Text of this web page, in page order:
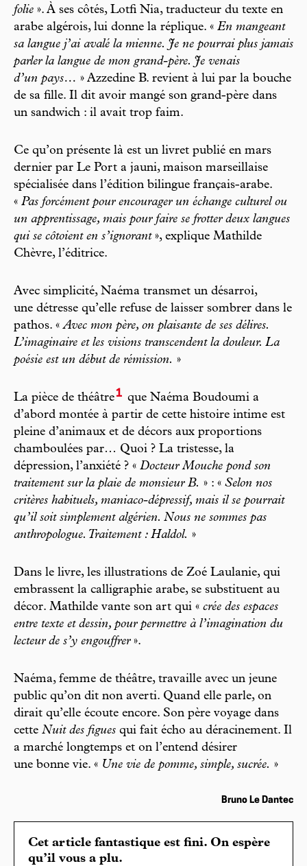
folie ». À ses côtés, Lotfi Nia, traducteur du texte en
arabe algérois, lui donne la réplique. « En mangeant
sa langue j’ai avalé la mienne. Je ne pourrai plus jamais
parler la langue de mon grand-père. Je venais
d’un pays… » Azzedine B. revient à lui par la bouche
de sa fille. Il dit avoir mangé son grand-père dans
un sandwich : il avait trop faim.
Ce qu’on présente là est un livret publié en mars
dernier par Le Port a jauni, maison marseillaise
spécialisée dans l’édition bilingue français-arabe.
« Pas forcément pour encourager un échange culturel ou
un apprentissage, mais pour faire se frotter deux langues
qui se côtoient en s’ignorant», explique Mathilde
Chèvre, l’éditrice.
Avec simplicité, Naéma transmet un désarroi,
une détresse qu’elle refuse de laisser sombrer dans le
pathos. «Avec mon père, on plaisante de ses délires.
L’imaginaire et les visions transcendent la douleur. La
poésie est un début de rémission. »
La pièce de théâtre1 que Naéma Boudoumi a
d’abord montée à partir de cette histoire intime est
pleine d’animaux et de décors aux proportions
chamboulées par… Quoi ? La tristesse, la
dépression, l’anxiété ? « Docteur Mouche pond son
traitement sur la plaie de monsieur B. » : « Selon nos
critères habituels, maniaco-dépressif, mais il se pourrait
qu’il soit simplement algérien. Nous ne sommes pas
anthropologue. Traitement : Haldol. »
Dans le livre, les illustrations de Zoé Laulanie, qui
embrassent la calligraphie arabe, se substituent au
décor. Mathilde vante son art qui « crée des espaces
entre texte et dessin, pour permettre à l’imagination du
lecteur de s’y engouffrer».
Naéma, femme de théâtre, travaille avec un jeune
public qu’on dit non averti. Quand elle parle, on
dirait qu’elle écoute encore. Son père voyage dans
cette Nuit des figues qui fait écho au déracinement. Il
a marché longtemps et on l’entend désirer
une bonne vie. « Une vie de pomme, simple, sucrée. »
Bruno Le Dantec
Cet article fantastique est fini. On espère
qu’il vous a plu.